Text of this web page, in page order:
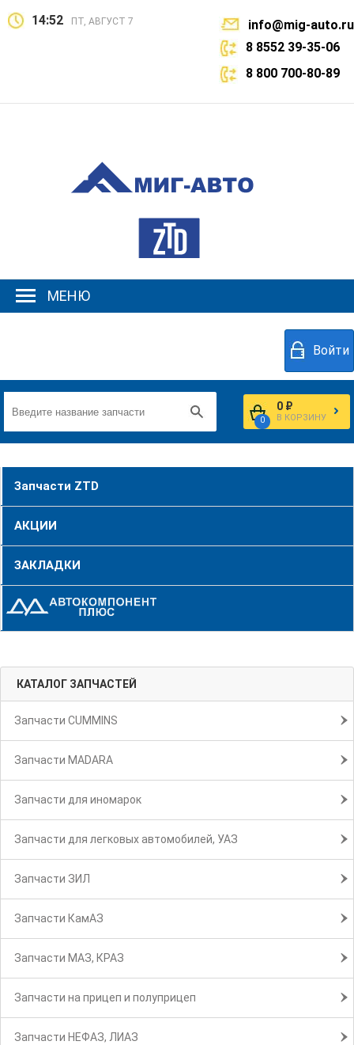
14:52 ПТ, АВГУСТ 7
info@mig-auto.ru
8 8552 39-35-06
8 800 700-80-89
МЕНЮ
Войти
0
0 ₽
В КОРЗИНУ
Запчасти ZTD
АКЦИИ
ЗАКЛАДКИ
КАТАЛОГ ЗАПЧАСТЕЙ
Запчасти CUMMINS
Запчасти MADARA
Запчасти для иномарок
Запчасти для легковых автомобилей, УАЗ
Запчасти ЗИЛ
Запчасти КамАЗ
Запчасти МАЗ, КРАЗ
Запчасти на прицеп и полуприцеп
Запчасти НЕФАЗ, ЛИАЗ